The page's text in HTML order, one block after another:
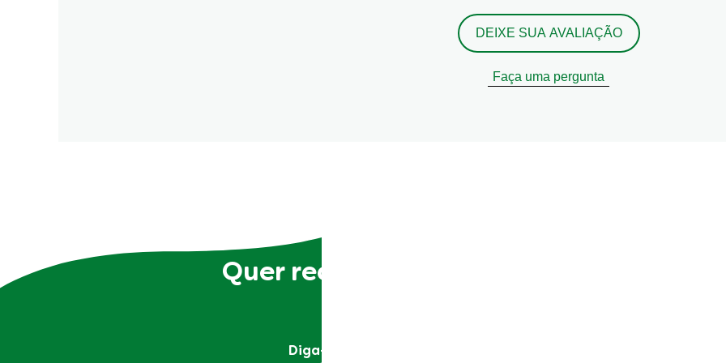
DEIXE SUA AVALIAÇÃO
Faça uma pergunta
Quer receber receitas, dicas e truques
Diga-nos quais são as suas preferências culinárias e nós